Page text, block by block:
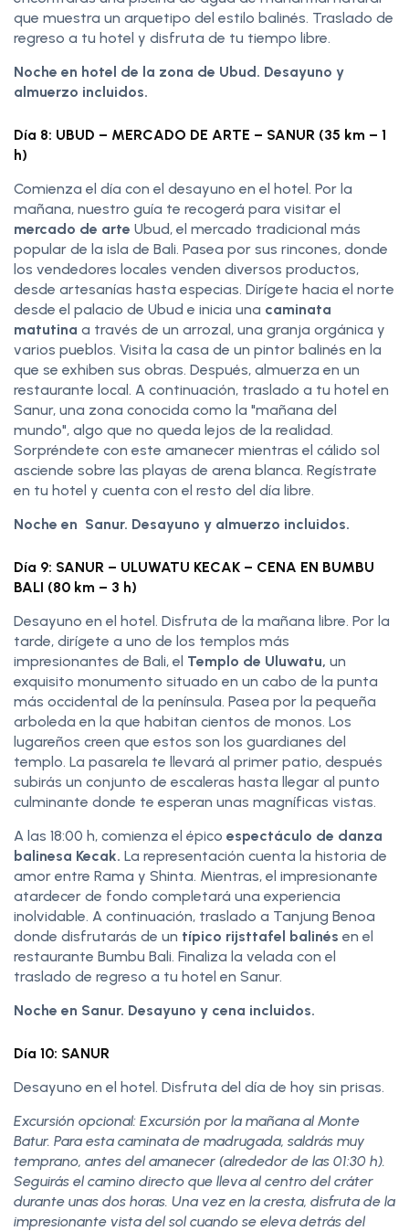
que muestra un arquetipo del estilo balinés. Traslado de
regreso a tu hotel y disfruta de tu tiempo libre.
Noche en hotel de la zona de Ubud. Desayuno y
almuerzo incluidos.
Día 8: UBUD – MERCADO DE ARTE – SANUR (35 km – 1
h)
Comienza el día con el desayuno en el hotel. Por la
mañana, nuestro guía te recogerá para visitar el
mercado de arte Ubud, el mercado tradicional más
popular de la isla de Bali. Pasea por sus rincones, donde
los vendedores locales venden diversos productos,
desde artesanías hasta especias. Dirígete hacia el norte
desde el palacio de Ubud e inicia una caminata
matutina a través de un arrozal, una granja orgánica y
varios pueblos. Visita la casa de un pintor balinés en la
que se exhiben sus obras. Después, almuerza en un
restaurante local. A continuación, traslado a tu hotel en
Sanur, una zona conocida como la "mañana del
mundo", algo que no queda lejos de la realidad.
Sorpréndete con este amanecer mientras el cálido sol
asciende sobre las playas de arena blanca. Regístrate
en tu hotel y cuenta con el resto del día libre.
Noche en Sanur. Desayuno y almuerzo incluidos.
Día 9: SANUR – ULUWATU KECAK – CENA EN BUMBU
BALI (80 km – 3 h)
Desayuno en el hotel. Disfruta de la mañana libre. Por la
tarde, dirígete a uno de los templos más
impresionantes de Bali, el Templo de Uluwatu, un
exquisito monumento situado en un cabo de la punta
más occidental de la península. Pasea por la pequeña
arboleda en la que habitan cientos de monos. Los
lugareños creen que estos son los guardianes del
templo. La pasarela te llevará al primer patio, después
subirás un conjunto de escaleras hasta llegar al punto
culminante donde te esperan unas magníficas vistas.
A las 18:00 h, comienza el épico espectáculo de danza
balinesa Kecak. La representación cuenta la historia de
amor entre Rama y Shinta. Mientras, el impresionante
atardecer de fondo completará una experiencia
inolvidable. A continuación, traslado a Tanjung Benoa
donde disfrutarás de un típico rijsttafel balinés en el
restaurante Bumbu Bali. Finaliza la velada con el
traslado de regreso a tu hotel en Sanur.
Noche en Sanur. Desayuno y cena incluidos.
Día 10: SANUR
Desayuno en el hotel. Disfruta del día de hoy sin prisas.
Excursión opcional: Excursión por la mañana al Monte
Batur. Para esta caminata de madrugada, saldrás muy
temprano, antes del amanecer (alrededor de las 01:30 h).
Seguirás el camino directo que lleva al centro del cráter
durante unas dos horas. Una vez en la cresta, disfruta de la
impresionante vista del sol cuando se eleva detrás del